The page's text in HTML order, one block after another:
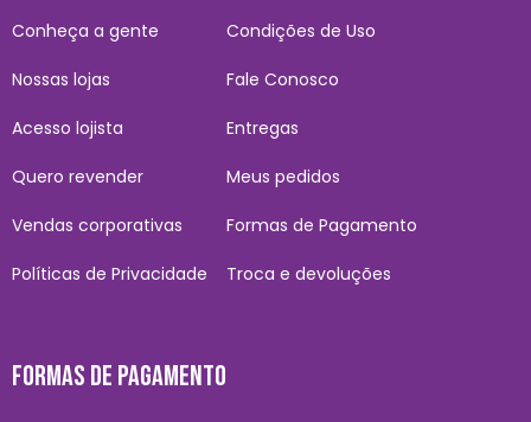
Conheça a gente
Nossas lojas
Acesso lojista
Quero revender
Vendas corporativas
Políticas de Privacidade
Condições de Uso
Fale Conosco
Entregas
Meus pedidos
Formas de Pagamento
Troca e devoluções
FORMAS DE PAGAMENTO